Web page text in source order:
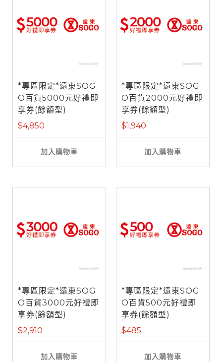
*專區限定*遠東SOG
O百貨5000元好禮即
享券(餘額型)
$4,850
加入購物車
*專區限定*遠東SOG
O百貨2000元好禮即
享券(餘額型)
$1,940
加入購物車
*專區限定*遠東SOG
O百貨3000元好禮即
享券(餘額型)
$2,910
加入購物車
*專區限定*遠東SOG
O百貨500元好禮即
享券(餘額型)
$485
加入購物車